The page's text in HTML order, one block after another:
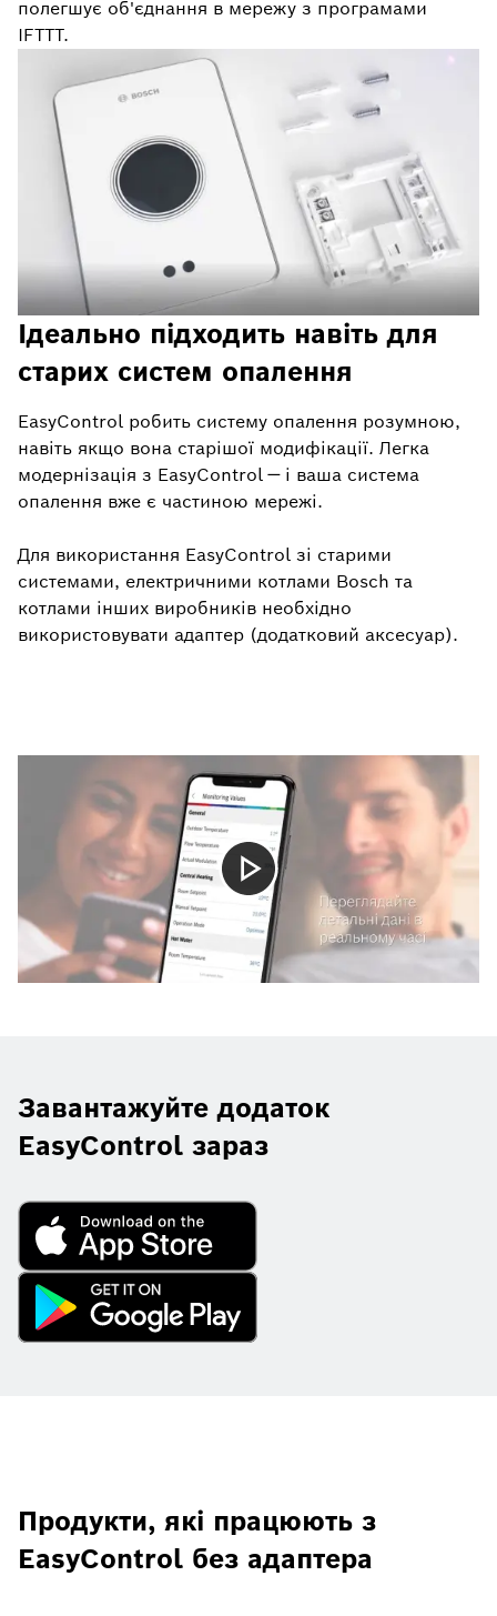
полегшує об'єднання в мережу з програмами
IFTTT.
Ідеально підходить навіть для
старих систем опалення
EasyControl робить систему опалення розумною,
навіть якщо вона старішої модифікації. Легка
модернізація з EasyControl — і ваша система
опалення вже є частиною мережі.
Для використання EasyControl зі старими
системами, електричними котлами Bosch та
котлами інших виробників необхідно
використовувати адаптер (додатковий аксесуар).
Завантажуйте додаток
EasyControl зараз
Продукти, які працюють з
EasyControl без адаптера